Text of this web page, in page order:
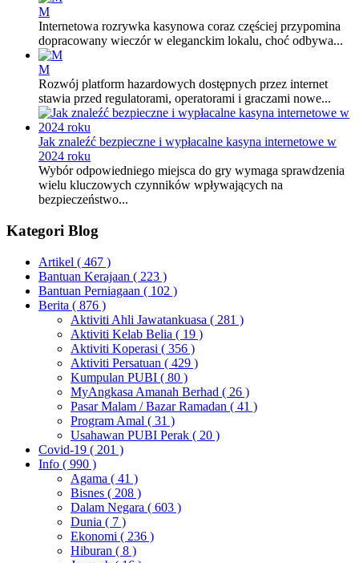
M
Internetowa rozrywka kasynowa coraz częściej przypomina
dopracowany wieczór w eleganckim lokalu, choć odbywa...
M
Rozwój platform hazardowych dostępnych przez internet
stawia przed regulatorami, operatorami i graczami nowe...
Jak znaleźć bezpieczne i wypłacalne kasyna internetowe w
2024 roku
Wybór odpowiedniego miejsca do gry wymaga sprawdzenia
wielu kluczowych czynników wpływających na
bezpieczeństwo...
Kategori Blog
Artikel ( 467 )
Bantuan Kerajaan ( 223 )
Bantuan Perniagaan ( 102 )
Berita ( 876 )
Aktiviti Ahli Jawatankuasa ( 281 )
Aktiviti Kelab Belia ( 19 )
Aktiviti Koperasi ( 356 )
Aktiviti Persatuan ( 429 )
Kumpulan PUBI ( 80 )
MyAngkasa Amanah Berhad ( 26 )
Pasar Malam / Bazar Ramadan ( 41 )
Program Amal ( 31 )
Usahawan PUBI Perak ( 20 )
Covid-19 ( 201 )
Info ( 990 )
Agama ( 41 )
Bisnes ( 208 )
Dalam Negara ( 603 )
Dunia ( 7 )
Ekonomi ( 236 )
Hiburan ( 8 )